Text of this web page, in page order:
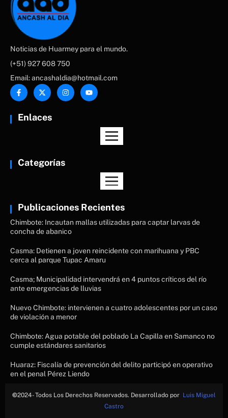
Noticias de Huarmey para el mundo.
(+51) 927 608 750
Email: ancashaldia@hotmail.com
Enlaces
Categorías
Publicaciones Recientes
Chimbote: Incautan mallas utilizadas para captar larvas de
concha de abanico
Casma: Detienen a joven reincidente con marihuana y PBC
cerca al parque Tupac Amaru
Casma; Municipalidad intervendrá en 4 puntos críticos del río
ante emergencias de lluvias
Nuevo Chimbote: intervienen a cuatro adolescentes por un caso
de violación a menor
Chimbote: Agua potable del poblado La Capilla en Samanco no
cumple estándares sanitarios
Huaraz: Fiscalía de prevención del delito participó en operativo
en el penal Pérez Liendo
©2024- Todos Los Derechos Reservados. Desarrollado por Luis Miguel
Castro